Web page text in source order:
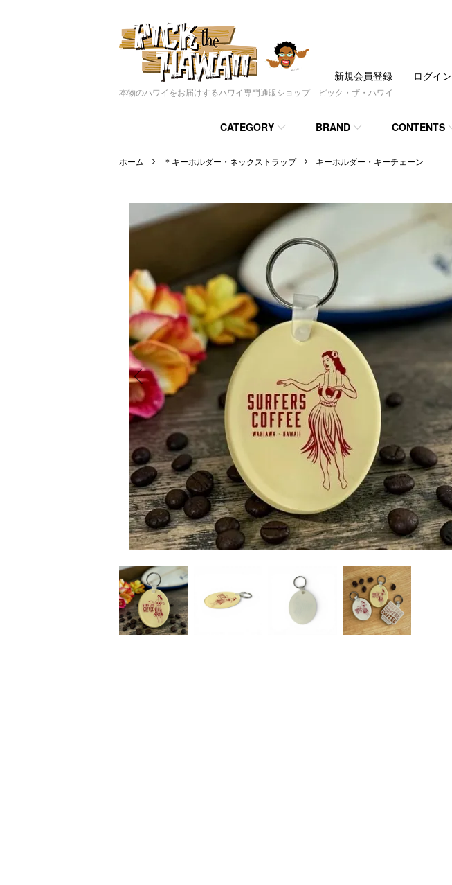
本物のハワイをお届けするハワイ専門通販ショップ ピック・ザ・ハワイ
CATEGORY BRAND CONTENTS
新規会員登録 ログイン
ホーム ＊キーホルダー・ネックストラップ キーホルダー・キーチェーン